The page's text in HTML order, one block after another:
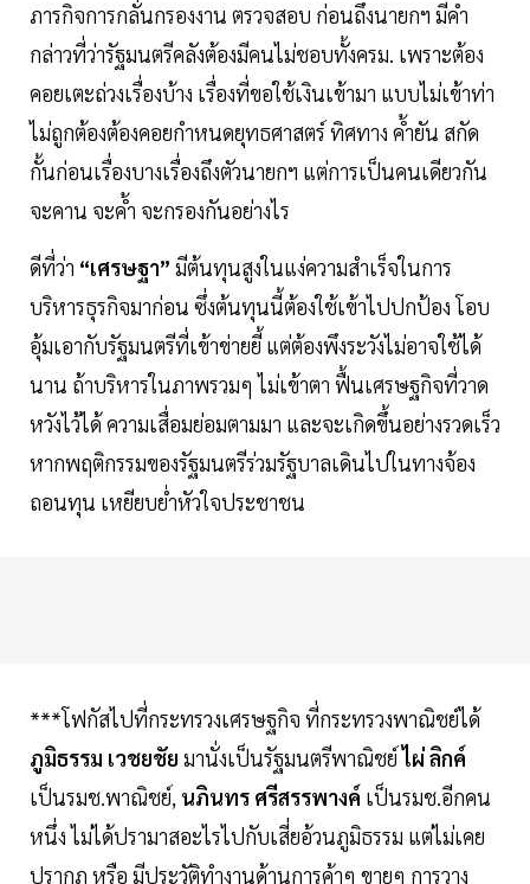
ภารกิจการกลั่นกรองงาน ตรวจสอบ ก่อนถึงนายกฯ มีคำ
กล่าวที่ว่ารัฐมนตรีคลังต้องมีคนไม่ชอบทั้งครม. เพราะต้อง
คอยเตะถ่วงเรื่องบ้าง เรื่องที่ขอใช้เงินเข้ามา แบบไม่เข้าท่า
ไม่ถูกต้องต้องคอยกำหนดยุทธศาสตร์ ทิศทาง ค้ำยัน สกัด
กั้นก่อนเรื่องบางเรื่องถึงตัวนายกฯ แต่การเป็นคนเดียวกัน
จะคาน จะค้ำ จะกรองกันอย่างไร
ดีที่ว่า “เศรษฐา” มีต้นทุนสูงในแง่ความสำเร็จในการ
บริหารธุรกิจมาก่อน ซึ่งต้นทุนนี้ต้องใช้เข้าไปปกป้อง โอบ
อุ้มเอากับรัฐมนตรีที่เข้าข่ายยี้ แต่ต้องพึงระวังไม่อาจใช้ได้
นาน ถ้าบริหารในภาพรวมๆ ไม่เข้าตา ฟื้นเศรษฐกิจที่วาด
หวังไว้ได้ ความเสื่อมย่อมตามมา และจะเกิดขึ้นอย่างรวดเร็ว
หากพฤติกรรมของรัฐมนตรีร่วมรัฐบาลเดินไปในทางจ้อง
ถอนทุน เหยียบย่ำหัวใจประชาชน
***โฟกัสไปที่กระทรวงเศรษฐกิจ ที่กระทรวงพาณิชย์ได้
ภูมิธรรม เวชยชัย มานั่งเป็นรัฐมนตรีพาณิชย์ไผ่ ลิกค์
เป็นรมช.พาณิชย์, นภินทร ศรีสรรพางค์ เป็นรมช.อีกคน
หนึ่ง ไม่ได้ปรามาสอะไรไปกับเสี่ยอ้วนภูมิธรรม แต่ไม่เคย
ปรากฏ หรือ มีประวัติทำงานด้านการค้าๆ ขายๆ การวาง